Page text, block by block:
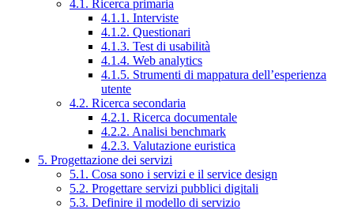
4.1. Ricerca primaria
4.1.1. Interviste
4.1.2. Questionari
4.1.3. Test di usabilità
4.1.4. Web analytics
4.1.5. Strumenti di mappatura dell’esperienza
utente
4.2. Ricerca secondaria
4.2.1. Ricerca documentale
4.2.2. Analisi benchmark
4.2.3. Valutazione euristica
5. Progettazione dei servizi
5.1. Cosa sono i servizi e il service design
5.2. Progettare servizi pubblici digitali
5.3. Definire il modello di servizio